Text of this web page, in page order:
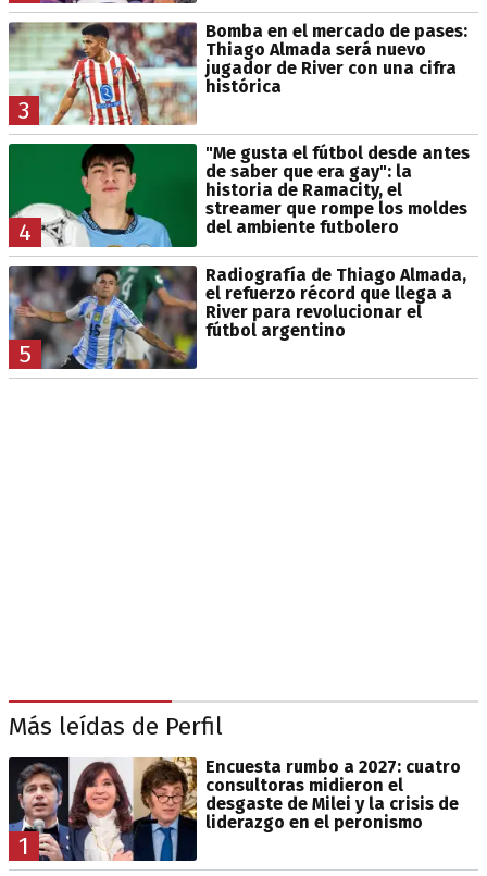
3
Bomba en el mercado de pases:
Thiago Almada será nuevo
jugador de River con una cifra
histórica
4
"Me gusta el fútbol desde antes
de saber que era gay": la
historia de Ramacity, el
streamer que rompe los moldes
del ambiente futbolero
5
Radiografía de Thiago Almada,
el refuerzo récord que llega a
River para revolucionar el
fútbol argentino
Más leídas de Perfil
1
Encuesta rumbo a 2027: cuatro
consultoras midieron el
desgaste de Milei y la crisis de
liderazgo en el peronismo